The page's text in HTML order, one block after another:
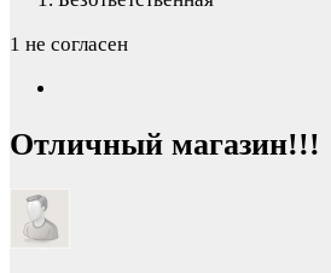
1 не согласен
Отличный магазин!!!